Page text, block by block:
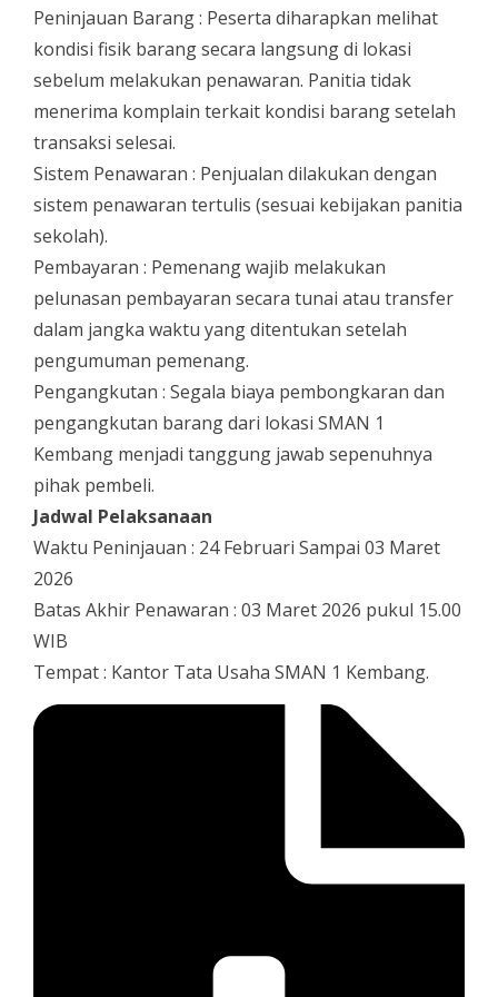
Peninjauan Barang : Peserta diharapkan melihat
kondisi fisik barang secara langsung di lokasi
sebelum melakukan penawaran. Panitia tidak
menerima komplain terkait kondisi barang setelah
transaksi selesai.
Sistem Penawaran : Penjualan dilakukan dengan
sistem penawaran tertulis (sesuai kebijakan panitia
sekolah).
Pembayaran : Pemenang wajib melakukan
pelunasan pembayaran secara tunai atau transfer
dalam jangka waktu yang ditentukan setelah
pengumuman pemenang.
Pengangkutan : Segala biaya pembongkaran dan
pengangkutan barang dari lokasi SMAN 1
Kembang menjadi tanggung jawab sepenuhnya
pihak pembeli.
Jadwal Pelaksanaan
Waktu Peninjauan : 24 Februari Sampai 03 Maret
2026
Batas Akhir Penawaran : 03 Maret 2026 pukul 15.00
WIB
Tempat : Kantor Tata Usaha SMAN 1 Kembang.